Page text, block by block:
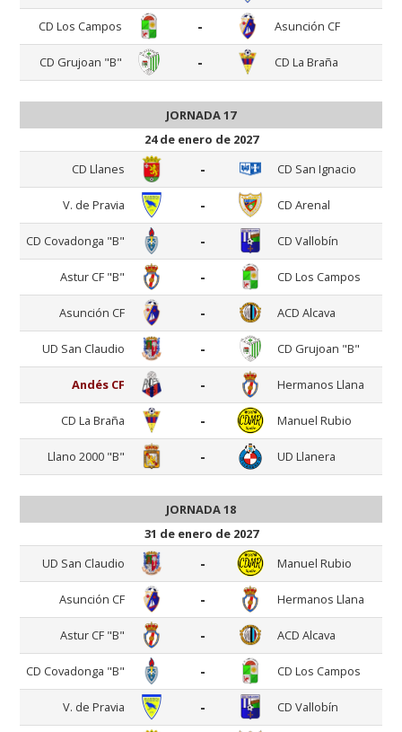
CD Los Campos - Asunción CF
CD Grujoan "B" - CD La Braña
JORNADA 17
24 de enero de 2027
CD Llanes
- CD San Ignacio
V. de Pravia - CD Arenal
CD Covadonga "B" - CD Vallobín
Astur CF "B" - CD Los Campos
Asunción CF - ACD Alcava
UD San Claudio - CD Grujoan "B"
Andés CF - Hermanos Llana
CD La Braña - Manuel Rubio
Llano 2000 "B" - UD Llanera
JORNADA 18
31 de enero de 2027
UD San Claudio
- Manuel Rubio
Asunción CF - Hermanos Llana
Astur CF "B" - ACD Alcava
CD Covadonga "B" - CD Los Campos
V. de Pravia - CD Vallobín